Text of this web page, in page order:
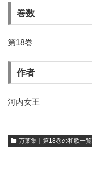
巻数
第18巻
作者
河内女王
万葉集｜第18巻の和歌一覧